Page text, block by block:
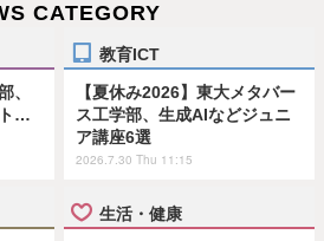
CATEGORY
、
…
教育ICT
【夏休み2026】東大メタバー
ス工学部、生成AIなどジュニ
ア講座6選
2026.7.30 Thu 11:15
生活・健康